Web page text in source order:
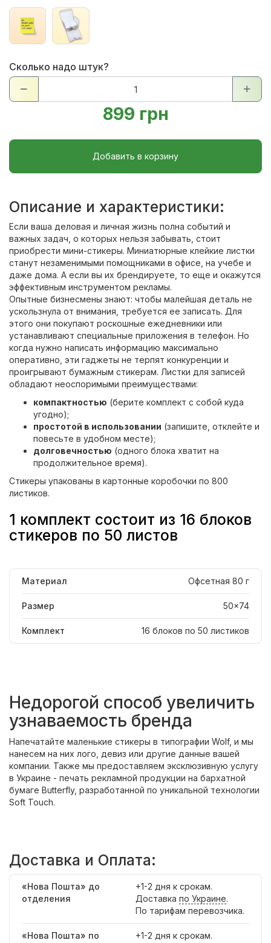
Сколько надо штук?
899 грн
Добавить в корзину
Описание и характеристики:
Если ваша деловая и личная жизнь полна событий и
важных задач, о которых нельзя забывать, стоит
приобрести мини-стикеры. Миниатюрные клейкие листки
станут незаменимыми помощниками в офисе, на учебе и
даже дома. А если вы их брендируете, то еще и окажутся
эффективным инструментом рекламы.
Опытные бизнесмены знают: чтобы малейшая деталь не
ускользнула от внимания, требуется ее записать. Для
этого они покупают роскошные ежедневники или
устанавливают специальные приложения в телефон. Но
когда нужно написать информацию максимально
оперативно, эти гаджеты не терпят конкуренции и
проигрывают бумажным стикерам. Листки для записей
обладают неоспоримыми преимуществами:
компактностью (берите комплект с собой куда
угодно);
простотой в использовании (запишите, отклейте и
повесьте в удобном месте);
долговечностью (одного блока хватит на
продолжительное время).
Стикеры упакованы в картонные коробочки по 800
листиков.
1 комплект состоит из 16 блоков
стикеров по 50 листов
Материал Офсетная 80 г
Размер 50x74
Комплект 16 блоков по 50 листиков
Недорогой способ увеличить
узнаваемость бренда
Напечатайте маленькие стикеры в типографии Wolf, и мы
нанесем на них лого, девиз или другие данные вашей
компании. Также мы предоставляем эксклюзивную услугу
в Украине - печать рекламной продукции на бархатной
бумаге Butterfly, разработанной по уникальной технологии
Soft Touch.
Доставка и Оплата:
«Нова Пошта» до
отделения
+1-2 дня к срокам.
Доставка по Украине.
По тарифам перевозчика.
«Нова Пошта» по
+1-2 дня к срокам.